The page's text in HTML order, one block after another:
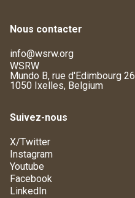
Nous contacter
info@wsrw.org
WSRW
Mundo B, rue d'Edimbourg 26
1050 Ixelles, Belgium
Suivez-nous
X/Twitter
Instagram
Youtube
Facebook
LinkedIn